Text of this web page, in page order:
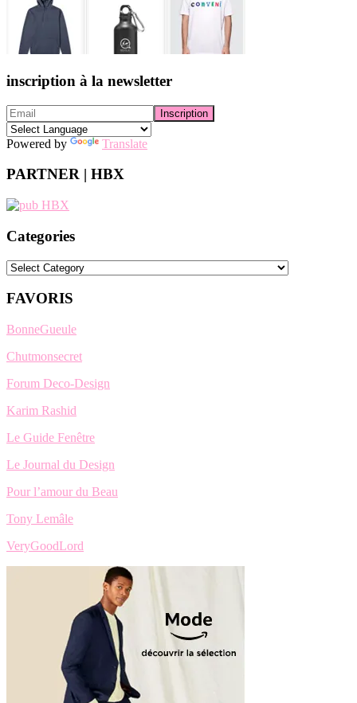
inscription à la newsletter
Powered by Translate
PARTNER | HBX
Categories
Categories
FAVORIS
BonneGueule
Chutmonsecret
Forum Deco-Design
Karim Rashid
Le Guide Fenêtre
Le Journal du Design
Pour l’amour du Beau
Tony Lemâle
VeryGoodLord